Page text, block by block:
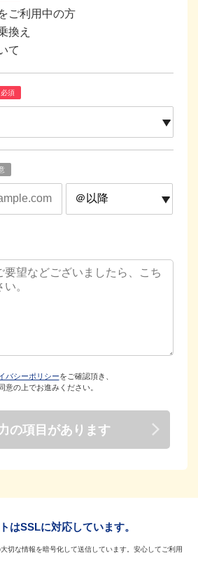
ご利用中の方
換え
て
必須
バシーポリシーをご確認頂き、
意の上でお進みください。
はSSLに対応しています。
切な情報を暗号化して送信しています。安心してご利用